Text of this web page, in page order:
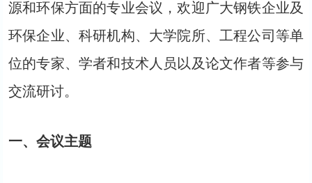
源和环保方面的专业会议，欢迎广大钢铁企业及
环保企业、科研机构、大学院所、工程公司等单
位的专家、学者和技术人员以及论文作者等参与
交流研讨。
一、 会议主题